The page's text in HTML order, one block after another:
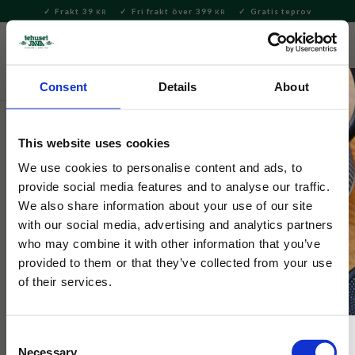
Consent Details About
This website uses cookies
We use cookies to personalise content and ads, to
provide social media features and to analyse our traffic.
We also share information about your use of our site
with our social media, advertising and analytics partners
who may combine it with other information that you’ve
provided to them or that they’ve collected from your use
of their services.
Necessary
Meny
Frakt 39 KR Fri frakt över 399 KR Gratis teprov
Presenter och set
Sweeds Sparkling Rose Cocktail
Sweets
Vingummin från Sweeds tillverkade av mousserande rosévin
från Arilds Vingård i Skåne.